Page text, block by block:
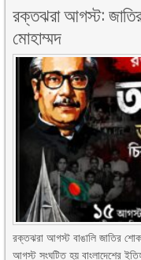
রক্তঝরা আগস্ট: জাতির
মোহাম্মদ
রক্তঝরা আগস্ট বাঙালি জাতির
আগস্ট সংঘটিত হয় বাংলাদেশের